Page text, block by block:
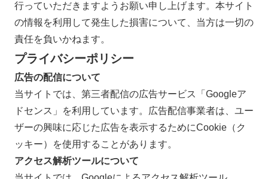
行っていただきますようお願い申し上げます。本サイト
の情報を利用して発生した損害について、当方は一切の
責任を負いかねます。
プライバシーポリシー
広告の配信について
当サイトでは、第三者配信の広告サービス「Googleア
ドセンス」を利用しています。広告配信事業者は、ユー
ザーの興味に応じた広告を表示するためにCookie（ク
ッキー）を使用することがあります。
アクセス解析ツールについて